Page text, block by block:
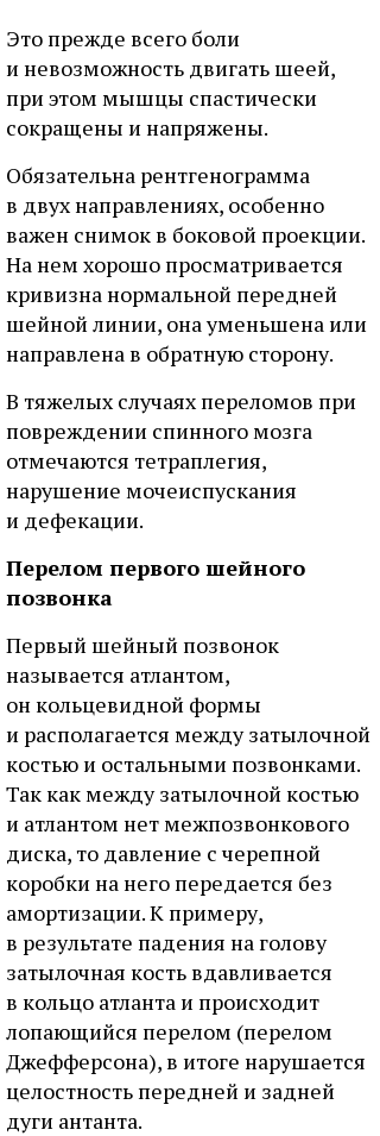
Это прежде всего боли
и невозможность двигать шеей,
при этом мышцы спастически
сокращены и напряжены.
Обязательна рентгенограмма
в двух направлениях, особенно
важен снимок в боковой проекции.
На нем хорошо просматривается
кривизна нормальной передней
шейной линии, она уменьшена или
направлена в обратную сторону.
В тяжелых случаях переломов при
повреждении спинного мозга
отмечаются тетраплегия,
нарушение мочеиспускания
и дефекации.
Перелом первого шейного
позвонка
Первый шейный позвонок
называется атлантом,
он кольцевидной формы
и располагается между затылочной
костью и остальными позвонками.
Так как между затылочной костью
и атлантом нет межпозвонкового
диска, то давление с черепной
коробки на него передается без
амортизации. К примеру,
в результате падения на голову
затылочная кость вдавливается
в кольцо атланта и происходит
лопающийся перелом (перелом
Джефферсона), в итоге нарушается
целостность передней и задней
дуги антанта.